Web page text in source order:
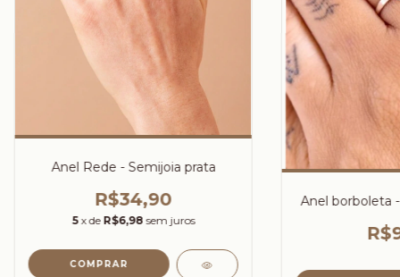
Anel Rede - Semijoia prata
R$34,90
5 x de R$6,98 sem juros
COMPRAR
Anel borboleta